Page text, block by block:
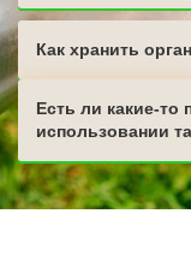
Как хранить
Есть ли какие-то
использовании